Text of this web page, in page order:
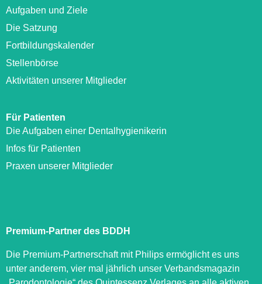
Aufgaben und Ziele
Die Satzung
Fortbildungskalender
Stellenbörse
Aktivitäten unserer Mitglieder
Für Patienten
Die Aufgaben einer Dentalhygienikerin
Infos für Patienten
Praxen unserer Mitglieder
Premium-Partner des BDDH
Die Premium-Partnerschaft mit Philips ermöglicht es uns
unter anderem, vier mal jährlich unser Verbandsmagazin